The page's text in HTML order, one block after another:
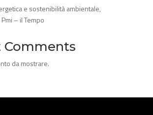
e sostenibilità ambientale,
– il Tempo
Comments
da mostrare.